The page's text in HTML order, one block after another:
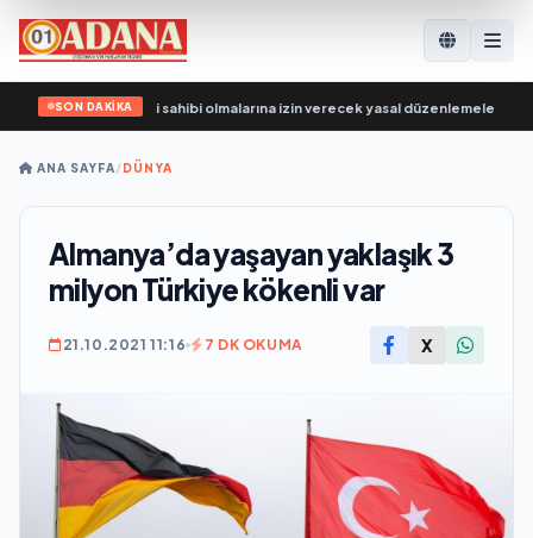
SON DAKİKA
arazi sahibi olmalarına izin verecek yasal düzenlemeler üzerinde
ANA SAYFA/DÜNYA
Almanya’da yaşayan yaklaşık 3
milyon Türkiye kökenli var
21.10.2021 11:16 7 DK OKUMA X